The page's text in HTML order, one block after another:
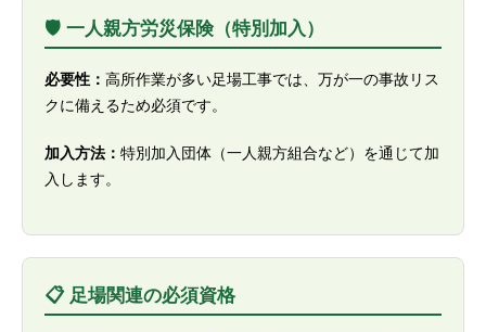
🛡️ 一人親方労災保険（特別加入）
必要性： 高所作業が多い足場工事では、万が一の事故リス
クに備えるため必須です。
加入方法： 特別加入団体（一人親方組合など）を通じて加
入します。
📋 足場関連の必須資格